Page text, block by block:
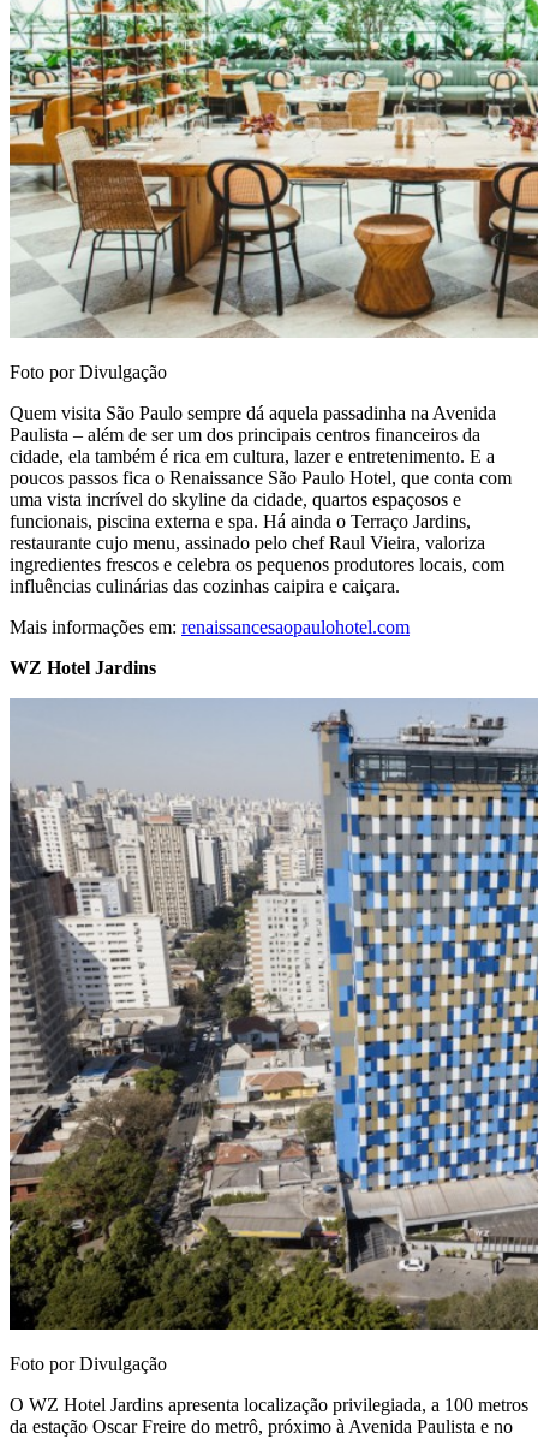
Foto por Divulgação
Quem visita São Paulo sempre dá aquela passadinha na Avenida
Paulista – além de ser um dos principais centros financeiros da
cidade, ela também é rica em cultura, lazer e entretenimento. E a
poucos passos fica o Renaissance São Paulo Hotel, que conta com
uma vista incrível do skyline da cidade, quartos espaçosos e
funcionais, piscina externa e spa. Há ainda o Terraço Jardins,
restaurante cujo menu, assinado pelo chef Raul Vieira, valoriza
ingredientes frescos e celebra os pequenos produtores locais, com
influências culinárias das cozinhas caipira e caiçara.
Mais informações em: renaissancesaopaulohotel.com
WZ Hotel Jardins
Foto por Divulgação
O WZ Hotel Jardins apresenta localização privilegiada, a 100 metros
da estação Oscar Freire do metrô, próximo à Avenida Paulista e no